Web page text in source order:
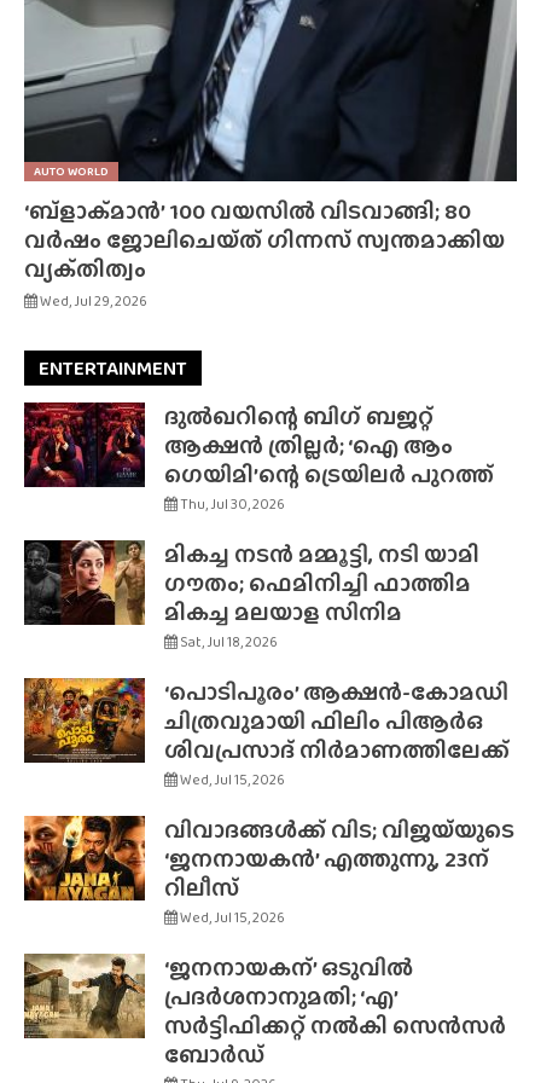
AUTO WORLD
‘ബ്‌ളാക്‌മാൻ’ 100 വയസിൽ വിടവാങ്ങി; 80
വർഷം ജോലിചെയ്‌ത്‌ ഗിന്നസ് സ്വന്തമാക്കിയ
വ്യക്‌തിത്വം
Wed, Jul 29, 2026
ENTERTAINMENT
ദുൽഖറിന്റെ ബിഗ് ബജറ്റ്
ആക്ഷൻ ത്രില്ലർ; ‘ഐ ആം
ഗെയിമി’ന്റെ ട്രെയിലർ പുറത്ത്
Thu, Jul 30, 2026
മികച്ച നടൻ മമ്മൂട്ടി, നടി യാമി
ഗൗതം; ഫെമിനിച്ചി ഫാത്തിമ
മികച്ച മലയാള സിനിമ
Sat, Jul 18, 2026
‘പൊടിപൂരം’ ആക്ഷൻ-കോമഡി
ചിത്രവുമായി ഫിലിം പിആർഒ
ശിവപ്രസാദ് നിർമാണത്തിലേക്ക്
Wed, Jul 15, 2026
വിവാദങ്ങൾക്ക് വിട; വിജയ്‌യുടെ
‘ജനനായകൻ’ എത്തുന്നു, 23ന്
റിലീസ്
Wed, Jul 15, 2026
‘ജനനായകന്’ ഒടുവിൽ
പ്രദർശനാനുമതി; ‘എ’
സർട്ടിഫിക്കറ്റ് നൽകി സെൻസർ
ബോർഡ്